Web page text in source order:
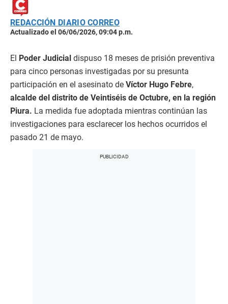
REDACCIÓN DIARIO CORREO
Actualizado el 06/06/2026, 09:04 p.m.
El Poder Judicial dispuso 18 meses de prisión preventiva
para cinco personas investigadas por su presunta
participación en el asesinato de Víctor Hugo Febre,
alcalde del distrito de Veintiséis de Octubre, en la región
Piura. La medida fue adoptada mientras continúan las
investigaciones para esclarecer los hechos ocurridos el
pasado 21 de mayo.